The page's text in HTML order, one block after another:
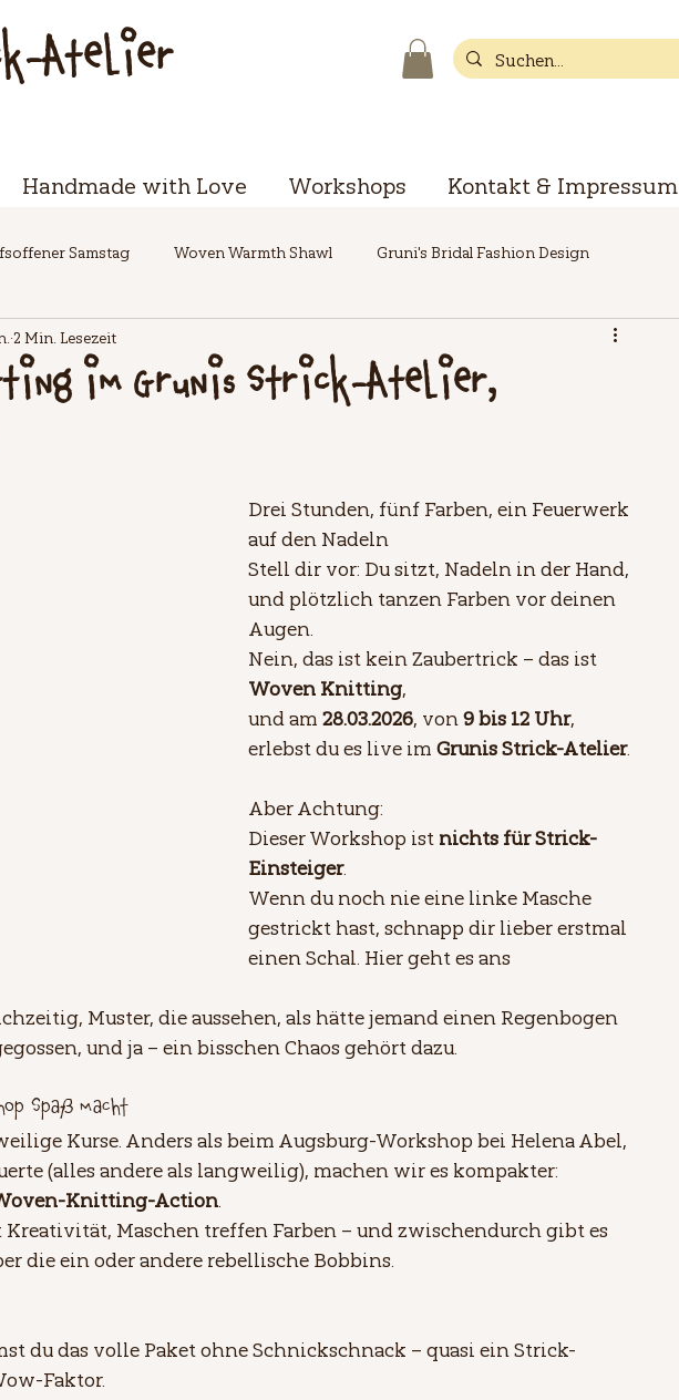
Atelier
Handmade with Love Workshops Kontakt & Impressum
Samstag Woven Warmth Shawl Gruni's Bridal Fashion Design
im Grunis Strick-Atelier,
2 Min. Lesezeit
Drei Stunden, fünf Farben, ein Feuerwerk
auf den Nadeln
Stell dir vor: Du sitzt, Nadeln in der Hand,
und plötzlich tanzen Farben vor deinen
Augen.
Nein, das ist kein Zaubertrick – das ist
Woven Knitting,
und am 28.03.2026, von 9 bis 12 Uhr,
erlebst du es live im Grunis Strick-Atelier.
Aber Achtung:
Dieser Workshop ist nichts für Strick-
Einsteiger.
Wenn du noch nie eine linke Masche
gestrickt hast, schnapp dir lieber erstmal
einen Schal. Hier geht es ans
Muster, die aussehen, als hätte jemand einen Regenbogen
und ja – ein bisschen Chaos gehört dazu.
Spaß macht
Kurse. Anders als beim Augsburg-Workshop bei Helena Abel,
(alles andere als langweilig), machen wir es kompakter:
Knitting-Action
Maschen treffen Farben – und zwischendurch gibt es
die ein oder andere rebellische Bobbins.
du das volle Paket ohne Schnickschnack – quasi ein Strick-
Faktor.